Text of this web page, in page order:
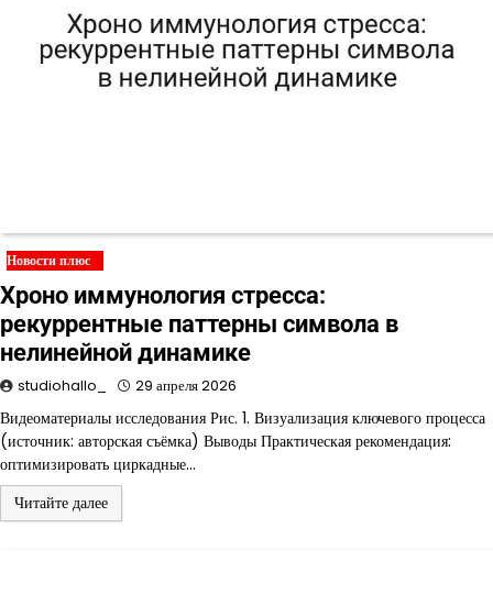
Новости плюс
Хроно иммунология стресса:
рекуррентные паттерны символа в
нелинейной динамике
studiohallo_ 29 апреля 2026
Видеоматериалы исследования Рис. 1. Визуализация ключевого процесса
(источник: авторская съёмка) Выводы Практическая рекомендация:
оптимизировать циркадные…
Читайте далее